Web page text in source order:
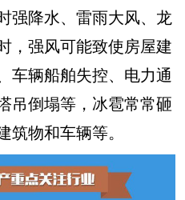
强降水、雷雨大风、龙
，强风可能致使房屋建
车辆船舶失控、电力通
吊倒塌等，冰雹常常砸
物和车辆等。